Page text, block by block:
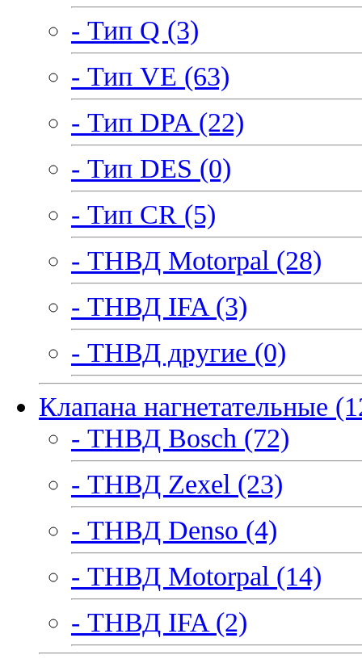
- Тип Q (3)
- Тип VE (63)
- Тип DPA (22)
- Тип DES (0)
- Тип CR (5)
- ТНВД Motorpal (28)
- ТНВД IFA (3)
- ТНВД другие (0)
Клапана нагнетательные
- ТНВД Bosch (72)
- ТНВД Zexel (23)
- ТНВД Denso (4)
- ТНВД Motorpal (14)
- ТНВД IFA (2)